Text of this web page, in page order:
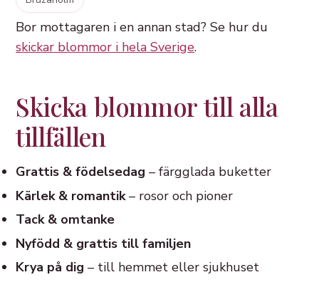
Bor mottagaren i en annan stad? Se hur du
skickar blommor i hela Sverige.
Skicka blommor till alla
tillfällen
Grattis & födelsedag – färgglada buketter
Kärlek & romantik– rosor och pioner
Tack & omtanke
Nyfödd & grattis till familjen
Krya på dig – till hemmet eller sjukhuset